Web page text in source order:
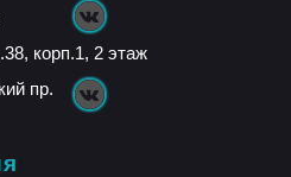
корп.1, 2 этаж
пр.